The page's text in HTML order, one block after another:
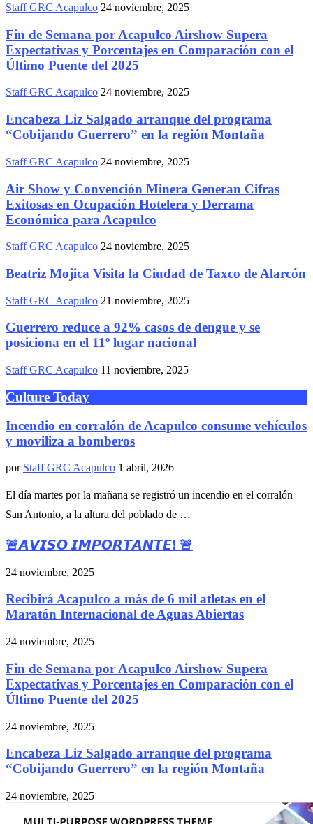
Staff GRC Acapulco 24 noviembre, 2025
Fin de Semana por Acapulco Airshow Supera
Expectativas y Porcentajes en Comparación con el
Último Puente del 2025
Staff GRC Acapulco 24 noviembre, 2025
Encabeza Liz Salgado arranque del programa
“Cobijando Guerrero” en la región Montaña
Staff GRC Acapulco 24 noviembre, 2025
Air Show y Convención Minera Generan Cifras
Exitosas en Ocupación Hotelera y Derrama
Económica para Acapulco
Staff GRC Acapulco 24 noviembre, 2025
Beatriz Mojica Visita la Ciudad de Taxco de Alarcón
Staff GRC Acapulco 21 noviembre, 2025
Guerrero reduce a 92% casos de dengue y se
posiciona en el 11º lugar nacional
Staff GRC Acapulco 11 noviembre, 2025
Culture Today
Incendio en corralón de Acapulco consume vehículos
y moviliza a bomberos
por Staff GRC Acapulco 1 abril, 2026
El día martes por la mañana se registró un incendio en el corralón
San Antonio, a la altura del poblado de …
🚨𝘼𝙑𝙄𝙎𝙊 𝙄𝙈𝙋𝙊𝙍𝙏𝘼𝙉𝙏𝙀! 🚨
24 noviembre, 2025
Recibirá Acapulco a más de 6 mil atletas en el
Maratón Internacional de Aguas Abiertas
24 noviembre, 2025
Fin de Semana por Acapulco Airshow Supera
Expectativas y Porcentajes en Comparación con el
Último Puente del 2025
24 noviembre, 2025
Encabeza Liz Salgado arranque del programa
“Cobijando Guerrero” en la región Montaña
24 noviembre, 2025